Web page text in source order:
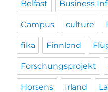
Belfast Business
Campus culture
fika Finnland
Forschungsprojekt
Horsens Irland